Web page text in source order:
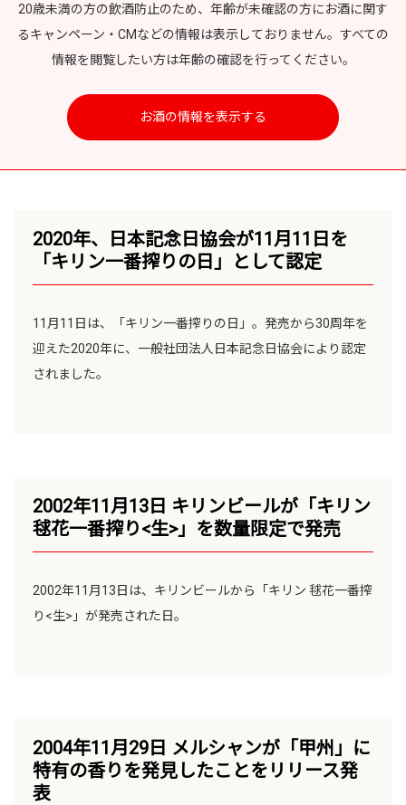
す
開
き
す
20歳未満の方の飲酒防止のため、年齢が未確認の方にお酒に関す
るキャンペーン・CMなどの情報は表示しておりません。すべての
情報を閲覧したい方は年齢の確認を行ってください。
お酒の情報を表示する
2020年、日本記念日協会が11月11日を
「キリン一番搾りの日」として認定
11月11日は、「キリン一番搾りの日」。発売から30周年を
迎えた2020年に、一般社団法人日本記念日協会により認定
されました。
2002年11月13日 キリンビールが「キリン
毬花一番搾り<生>」を数量限定で発売
2002年11月13日は、キリンビールから「キリン 毬花一番搾
り<生>」が発売された日。
2004年11月29日 メルシャンが「甲州」に
特有の香りを発見したことをリリース発
表